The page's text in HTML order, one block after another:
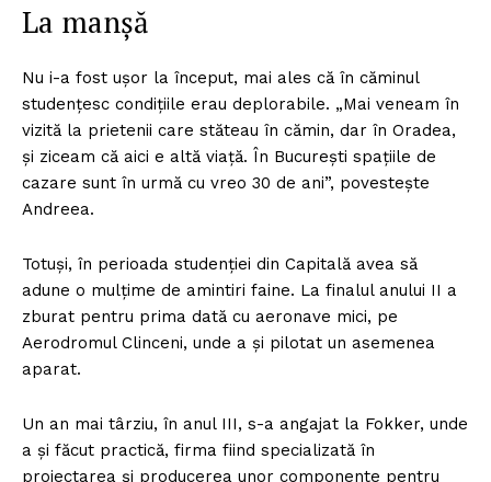
La manşă
Nu i-a fost uşor la început, mai ales că în căminul
studenţesc condiţiile erau deplorabile. „Mai veneam în
vizită la prietenii care stăteau în cămin, dar în Oradea,
şi ziceam că aici e altă viaţă. În Bucureşti spaţiile de
cazare sunt în urmă cu vreo 30 de ani”, povesteşte
Andreea.
Totuşi, în perioada studenţiei din Capitală avea să
adune o mulţime de amintiri faine. La finalul anului II a
zburat pentru prima dată cu aeronave mici, pe
Aerodromul Clinceni, unde a şi pilotat un asemenea
aparat.
Un an mai târziu, în anul III, s-a angajat la Fokker, unde
a şi făcut practică, firma fiind specializată în
proiectarea şi producerea unor componente pentru